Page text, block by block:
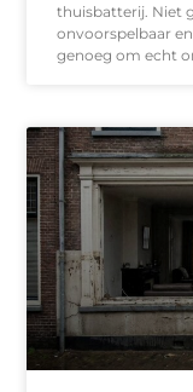
thuisbatterij. Niet
onvoorspelbaar
genoeg om echt